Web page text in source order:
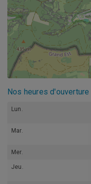
Nos heures d'ouverture
Lun.
Mar.
Mer.
Jeu.